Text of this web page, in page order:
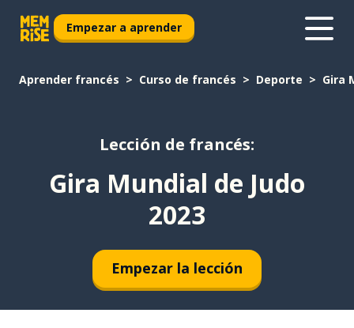
Empezar a aprender
Aprender francés Curso de francés Deporte Gira
Lección de francés:
Gira Mundial de Judo
2023
Empezar la lección